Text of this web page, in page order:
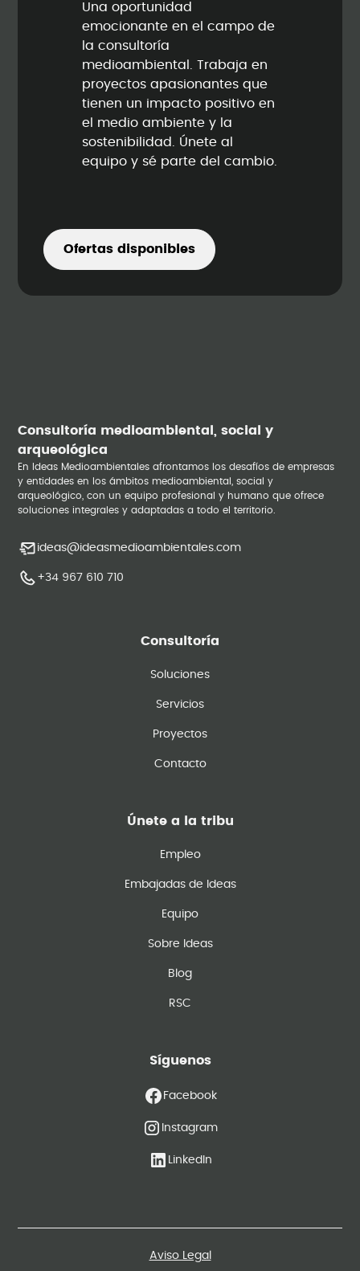
Una oportunidad
emocionante en el campo de
la consultoría
medioambiental. Trabaja en
proyectos apasionantes que
tienen un impacto positivo en
el medio ambiente y la
sostenibilidad. Únete al
equipo y sé parte del cambio.
Ofertas disponibles
Consultoría medioambiental, social y
arqueológica
En Ideas Medioambientales afrontamos los desafíos de empresas
y entidades en los ámbitos medioambiental, social y
arqueológico, con un equipo profesional y humano que ofrece
soluciones integrales y adaptadas a todo el territorio.
ideas@ideasmedioambientales.com
+34 967 610 710
Consultoría
Soluciones
Servicios
Proyectos
Contacto
Únete a la tribu
Empleo
Embajadas de Ideas
Equipo
Sobre Ideas
Blog
RSC
Síguenos
Facebook
Instagram
LinkedIn
Aviso Legal